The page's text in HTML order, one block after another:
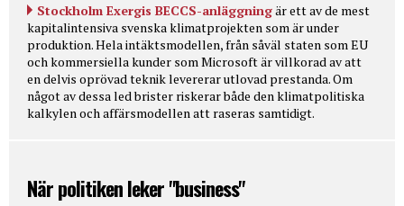
Stockholm Exergis BECCS-anläggningär ett av de mest
kapitalintensiva svenska klimatprojekten som är under
produktion. Hela intäktsmodellen, från såväl staten som EU
och kommersiella kunder som Microsoft är villkorad av att
en delvis oprövad teknik levererar utlovad prestanda. Om
något av dessa led brister riskerar både den klimatpolitiska
kalkylen och affärsmodellen att raseras samtidigt.
När politiken leker "business"